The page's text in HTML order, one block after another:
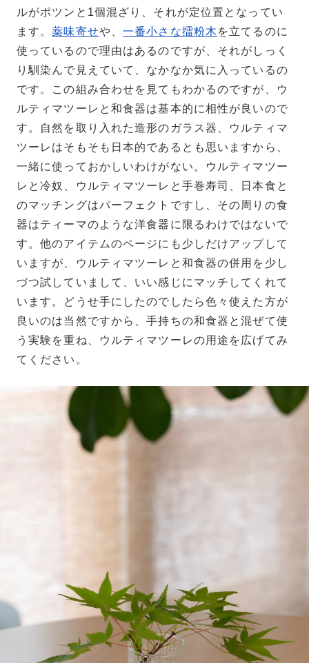
ルがポツンと1個混ざり、それが定位置となってい
ます。薬味寄せや、一番小さな擂粉木 を立てるのに
使っているので理由はあるのですが、それがしっく
り馴染んで見えていて、なかなか気に入っているの
です。この組み合わせを見てもわかるのですが、ウ
ルティマツーレと和食器は基本的に相性が良いので
す。自然を取り入れた造形のガラス器、ウルティマ
ツーレはそもそも日本的であるとも思いますから、
一緒に使っておかしいわけがない。ウルティマツー
レと冷奴、ウルティマツーレと手巻寿司、日本食と
のマッチングはパーフェクトですし、その周りの食
器はティーマのような洋食器に限るわけではないで
す。他のアイテムのページにも少しだけアップして
いますが、ウルティマツーレと和食器の併用を少し
づつ試していまして、いい感じにマッチしてくれて
います。どうせ手にしたのでしたら色々使えた方が
良いのは当然ですから、手持ちの和食器と混ぜて使
う実験を重ね、ウルティマツーレの用途を広げてみ
てください。